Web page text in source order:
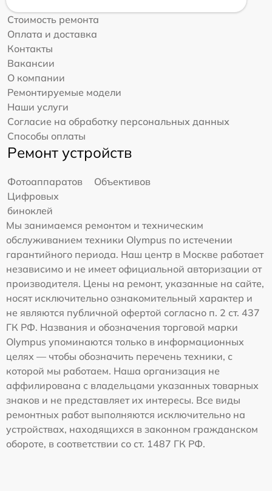
Стоимость ремонта
Оплата и доставка
Контакты
Вакансии
О компании
Ремонтируемые модели
Наши услуги
Согласие на обработку персональных данных
Способы оплаты
Ремонт устройств
Фотоаппаратов
Объективов
Цифровых
биноклей
Мы занимаемся ремонтом и техническим
обслуживанием техники Olympus по истечении
гарантийного периода. Наш центр в Москве работает
независимо и не имеет официальной авторизации от
производителя. Цены на ремонт, указанные на сайте,
носят исключительно ознакомительный характер и
не являются публичной офертой согласно п. 2 ст. 437
ГК РФ. Названия и обозначения торговой марки
Olympus упоминаются только в информационных
целях — чтобы обозначить перечень техники, с
которой мы работаем. Наша организация не
аффилирована с владельцами указанных товарных
знаков и не представляет их интересы. Все виды
ремонтных работ выполняются исключительно на
устройствах, находящихся в законном гражданском
обороте, в соответствии со ст. 1487 ГК РФ.